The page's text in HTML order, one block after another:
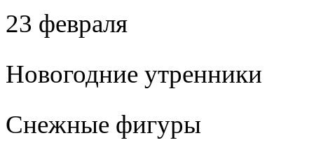
23 февраля
Новогодние утренники
Cнежные фигуры